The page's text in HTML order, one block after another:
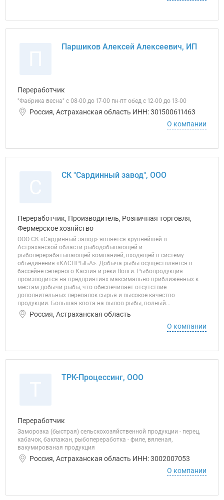
Паршиков Алексей Алексеевич, ИП
Переработчик
"Фабрика весна" с 08-00 до 17-00 пн-пт обед с 12-00 до 13-00
Россия, Астраханская область ИНН: 301500611463
О компании
СК "Сардинный завод", ООО
Переработчик, Производитель, Розничная торговля,
Фермерское хозяйство
ООО СК «Сардинный завод» является крупнейшей в
Астраханской области рыбодобывающей и
рыбоперерабатывающей компанией, входящей в систему
объединения «КАСПРЫБА». Добыча рыбы осуществляется в
бассейне северного Каспия и реки Волги. Рыбопродукция
производится на предприятиях максимально приближенных к
местам добычи рыбы, что обеспечивает отсутствие
дополнительных перевалок сырья и высокое качество
продукции. Большая квота на вылов рыбы, полный...
Россия, Астраханская область
О компании
ТРК-Процессинг, ООО
Переработчик
Заморозка (быстрая) сельскохозяйственной продукции - перец,
кабачок, баклажан, рыбопереработка - филе, вяленая,
вакумированая продукция
Россия, Астраханская область ИНН: 3002007053
О компании